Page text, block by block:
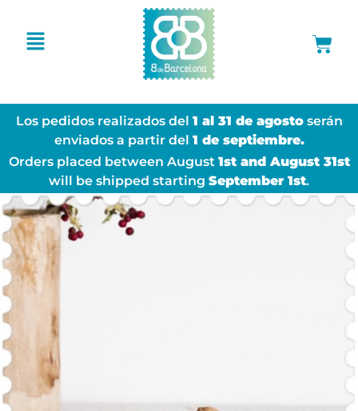
Los pedidos realizados del 1 al 31 de agostoserán
enviados a partir del 1 de septiembre.
Orders placed between August 1st and August 31st
will be shipped starting September 1st.